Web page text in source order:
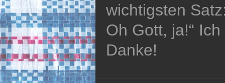
wichtigsten
Oh Gott, ja!“
Danke!